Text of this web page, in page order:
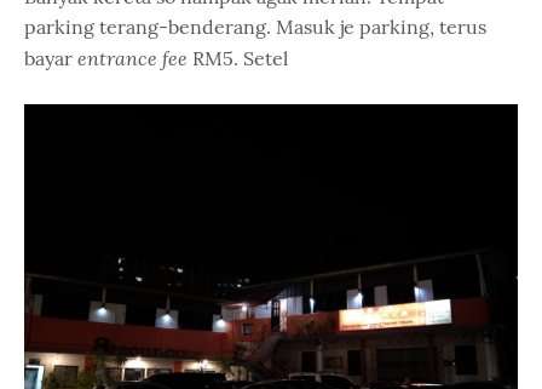
parking terang-benderang. Masuk je parking, terus
bayar entrance fee RM5. Setel